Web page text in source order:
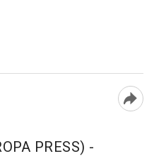
PRESS) -